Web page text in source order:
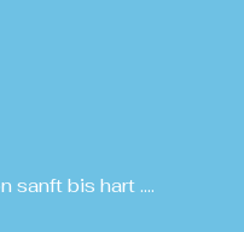
sanft bis hart ….